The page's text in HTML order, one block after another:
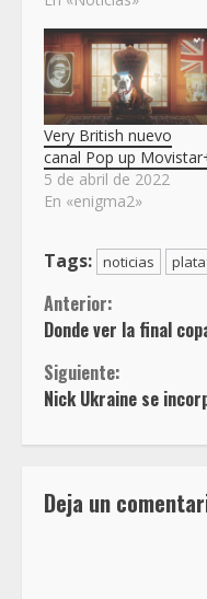
Very British nuevo
canal Pop up
5 de abril de 2022
En «enigma2»
Tags: noticias
Sigue
leyendo
Anterior:
Donde ver la final
Siguiente:
Nick Ukraine se
Deja un